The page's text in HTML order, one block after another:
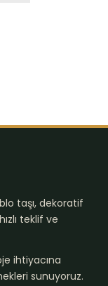
taşı, dekoratif
teklif ve
ihtiyacına
sunuyoruz.